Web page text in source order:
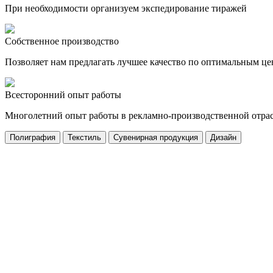
При необходимости организуем экспедирование тиражей
Собственное производство
Позволяет нам предлагать лучшее качество по оптимальным
Всесторонний опыт работы
Многолетний опыт работы в рекламно-производственной
Полиграфия Текстиль Сувенирная продукция Дизайн